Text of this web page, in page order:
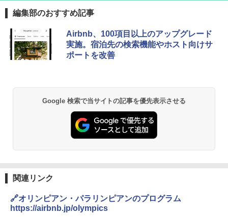
[キャンパーズコレクション 山善] ポップアッ
プテント 傘みたいに広げて畳める パッとサ
ッとサンシェード キューブ フルクローズ メ
ッシュ 簡単設置 ワンタッチテント キャンプ
PYKES PEAK (パイクスピーク) 着替えテン
ト プライバシー テント 【中が透けない】 1
人用 折りたたみ 防災グッズ 災害用トイレ ビ
ーチ ピクニック ポップアップテント 携帯 簡
ENDLESS BASE 《めざましテレビで紹介》
テント ワンタッチ RENEW 幅200 2-3人用 43
500002(88859)
GRANDOOR ステンレス保冷剤 2個セット 2
026リニューアル 急速冷凍 空間倍増 衛生的
コンパクト 保冷力長持ち
-08EX カーキ ソロキャンプ ポリエステル フ
レーム ドーム型 テント
￥14,800
付き ヒグマ・イノシシ対策 自治体・教育機
関の購入実績 登山・キャンプ・アウトドア・
防災用品 長期保存可能 緊急時用 日本国内発
編集部のおすすめ記事
Airbnb、100項目以上のアップグレード
実施。宿泊先の検索機能やホスト向けサ
ポートを改善
Google 検索で当サイトの記事を優先表示させる
関連リンク
🔗オリンピアン・パラリンピアンのプログラム
https://airbnb.jp/olympics